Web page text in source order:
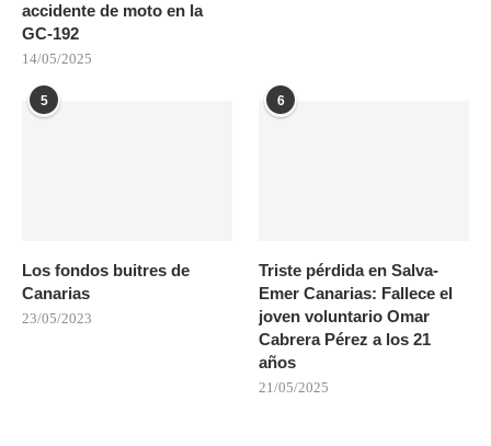
accidente de moto en la
GC-192
14/05/2025
5
Los fondos buitres de
Canarias
23/05/2023
6
Triste pérdida en Salva-
Emer Canarias: Fallece el
joven voluntario Omar
Cabrera Pérez a los 21
años
21/05/2025